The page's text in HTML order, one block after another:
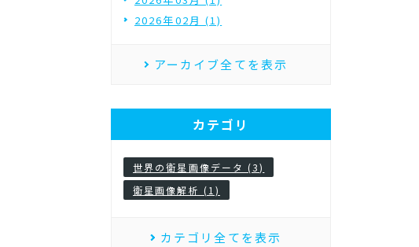
2026年02月 (1)
アーカイブ全てを表示
カテゴリ
世界の衛星画像データ (3)
衛星画像解析 (1)
カテゴリ全てを表示